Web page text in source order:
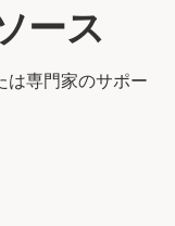
ース
は専門家のサポー